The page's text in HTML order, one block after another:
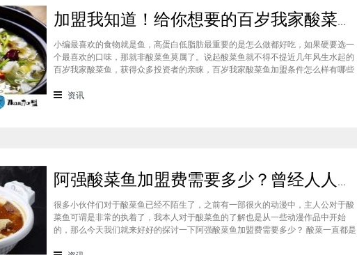
加盟我知道！给你想要的百岁我家酸菜鱼加盟条件！
小编最喜欢的食物就是鱼，高蛋白低脂肪最重要的是怎么做都好吃，如果硬要选一
个最喜欢的口味，那就非酸菜鱼莫属了。说起酸菜鱼就不得不提近几年风生水起的
百岁我家酸菜鱼，获得众多投资者的亲睐，百岁我家酸菜鱼加盟条件怎么样有哪些
铺，这只是县级城市的平均水平，如果是地级城市需要的门店大小面积则至少在20
资讯
阿强酸菜鱼加盟费需要多少？曾经人人唾弃的酸菜鱼崛起啦！
很多小伙伴们对于酸菜鱼已经不陌生了，之前有一部很火的动漫中，主人公对于酸
菜鱼可谓是非常的执着了，我本人对于酸菜鱼的了解也是从一些动漫作品中开始
的，那么今天我们就来好好的探讨一下阿强酸菜鱼加盟费需要多少？ 酸菜一直都是